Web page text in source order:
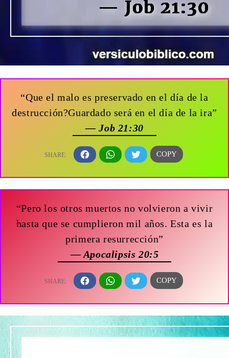
“Que el malo es preservado en el día de la
destrucción?Guardado será en el día de la ira”
— Job 21:30
“Pero los otros muertos no volvieron a vivir
hasta que se cumplieron mil años. Esta es la
primera resurrección”
— Apocalipsis 20:5